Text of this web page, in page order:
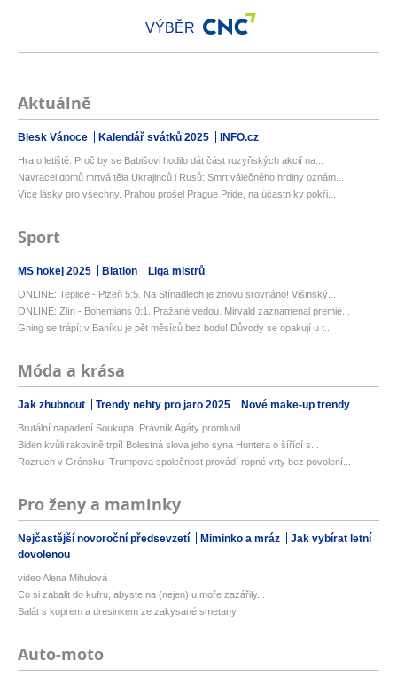
VÝBĚR
Aktuálně
Blesk Vánoce Kalendář svátků 2025 INFO.cz
Hra o letiště. Proč by se Babišovi hodilo dát část ruzyňských akcií na...
Navracel domů mrtvá těla Ukrajinců i Rusů: Smrt válečného hrdiny oznám...
Více lásky pro všechny. Prahou prošel Prague Pride, na účastníky pokři...
Sport
MS hokej 2025 Biatlon Liga mistrů
ONLINE: Teplice - Plzeň 5:5. Na Stínadlech je znovu srovnáno! Višinský...
ONLINE: Zlín - Bohemians 0:1. Pražané vedou. Mirvald zaznamenal premié...
Gning se trápí: v Baníku je pět měsíců bez bodu! Důvody se opakují u t...
Móda a krása
Jak zhubnout Trendy nehty pro jaro 2025 Nové make-up trendy
Brutální napadení Soukupa. Právník Agáty promluvil
Biden kvůli rakovině trpí! Bolestná slova jeho syna Huntera o šířící s...
Rozruch v Grónsku: Trumpova společnost provádí ropné vrty bez povolení...
Pro ženy a maminky
Nejčastější novoroční předsevzetí Miminko a mráz
Jak vybírat letní
dovolenou
video Alena Mihulová
Co si zabalit do kufru, abyste na (nejen) u moře zazářily...
Salát s koprem a dresinkem ze zakysané smetany
Auto-moto